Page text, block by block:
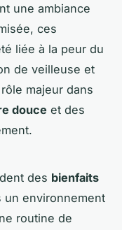
une ambiance
ces
liée à la peur du
de veilleuse et
majeur dans
douce et des
des bienfaits
un environnement
routine de